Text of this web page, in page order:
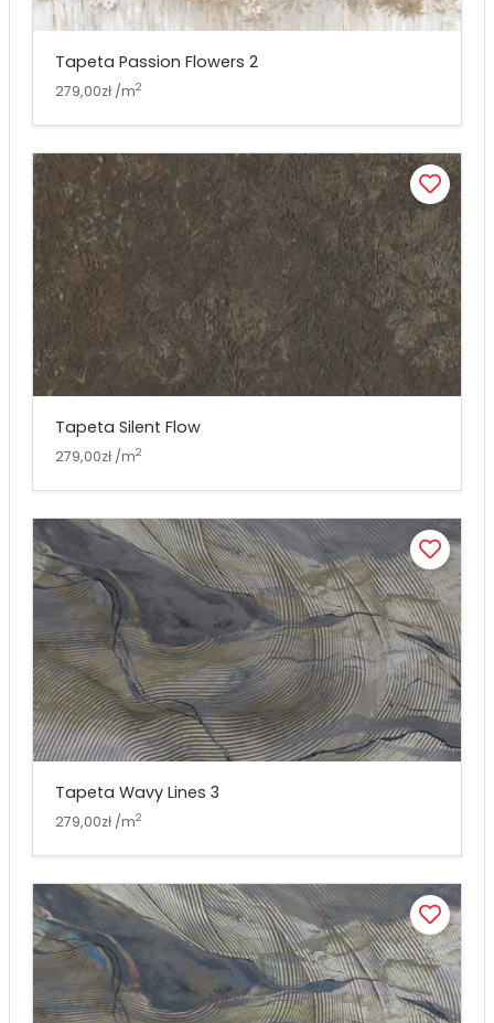
Tapeta Passion Flowers 2
279,00zł /m2
Tapeta Silent Flow
279,00zł /m2
Tapeta Wavy Lines 3
279,00zł /m2